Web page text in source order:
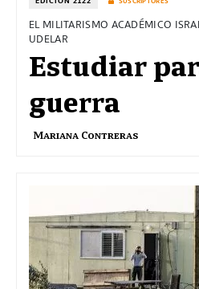
EL MILITARISMO ACADÉMICO
UDELAR
Estudiar
guerra
Mariana Contreras